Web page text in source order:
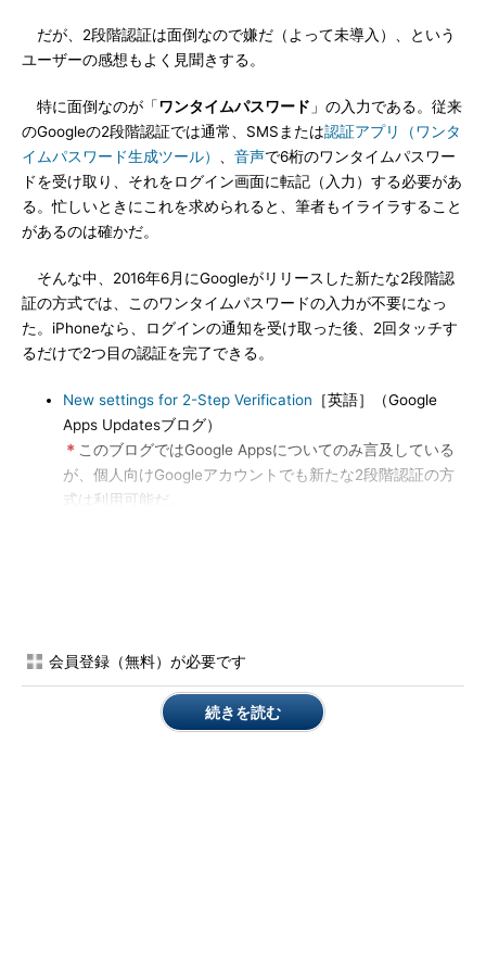
だが、2段階認証は面倒なので嫌だ（よって未導入）、という
ユーザーの感想もよく見聞きする。
特に面倒なのが「ワンタイムパスワード 」の入力である。従来
のGoogleの2段階認証では通常、SMSまたは認証アプリ（ワンタ
イムパスワード生成ツール）
音声で6桁のワンタイムパスワー
ドを受け取り、それをログイン画面に転記（入力）する必要があ
る。忙しいときにこれを求められると、筆者もイライラすること
があるのは確かだ。
そんな中、2016年6月にGoogleがリリースした新たな2段階認
証の方式では、このワンタイムパスワードの入力が不要になっ
た。iPhoneなら、ログインの通知を受け取った後、2回タッチす
るだけで2つ目の認証を完了できる。
New settings for 2-Step Verification ［英語］（Google
Apps Updatesブログ）
＊ このブログではGoogle Appsについてのみ言及している
が、個人向けGoogleアカウントでも新たな2段階認証の方
式は利用可能だ。
操作方法
本TIPSでは、まだGoogleアカウントで2段階認証を設定したこ
会員登録（無料）が必要です
続きを読む